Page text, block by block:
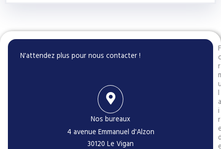
N'attendez plus pour nous contacter !
Nos bureaux
4 avenue Emmanuel d'Alzon
30120 Le Vigan
F
r
l
a
i
r